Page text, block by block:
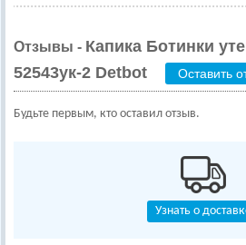
Отзывы - Капика Ботинки
52543ук-2 Detbot
Оставить
Будьте первым, кто оставил отзыв.
Узнать о